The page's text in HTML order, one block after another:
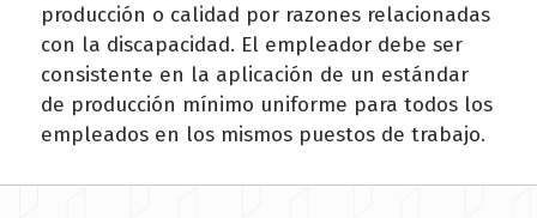
producción o calidad por razones relacionadas
con la discapacidad. El empleador debe ser
consistente en la aplicación de un estándar
de producción mínimo uniforme para todos los
empleados en los mismos puestos de trabajo.